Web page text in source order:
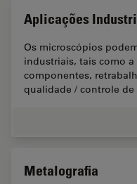
Aplicações
Os microscópios
industriais, tais como a
componentes,
qualidade / controle
Metalografia